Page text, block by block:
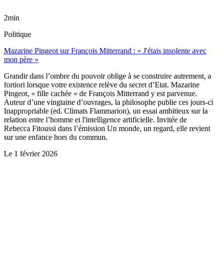
2min
Politique
Mazarine Pingeot sur François Mitterrand : « J'étais insolente avec
mon père »
Grandir dans l’ombre du pouvoir oblige à se construire autrement, a
fortiori lorsque votre existence relève du secret d’Etat. Mazarine
Pingeot, « fille cachée » de François Mitterrand y est parvenue.
Auteur d’une vingtaine d’ouvrages, la philosophe publie ces jours-ci
Inappropriable (ed. Climats Flammarion), un essai ambitieux sur la
relation entre l’homme et l'intelligence artificielle. Invitée de
Rebecca Fitoussi dans l’émission Un monde, un regard, elle revient
sur une enfance hors du commun.
Le 1 février 2026